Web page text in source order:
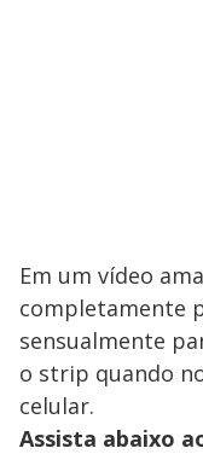
Em um vídeo
completamente
sensualmente
o strip quando
celular.
Assista abaixo